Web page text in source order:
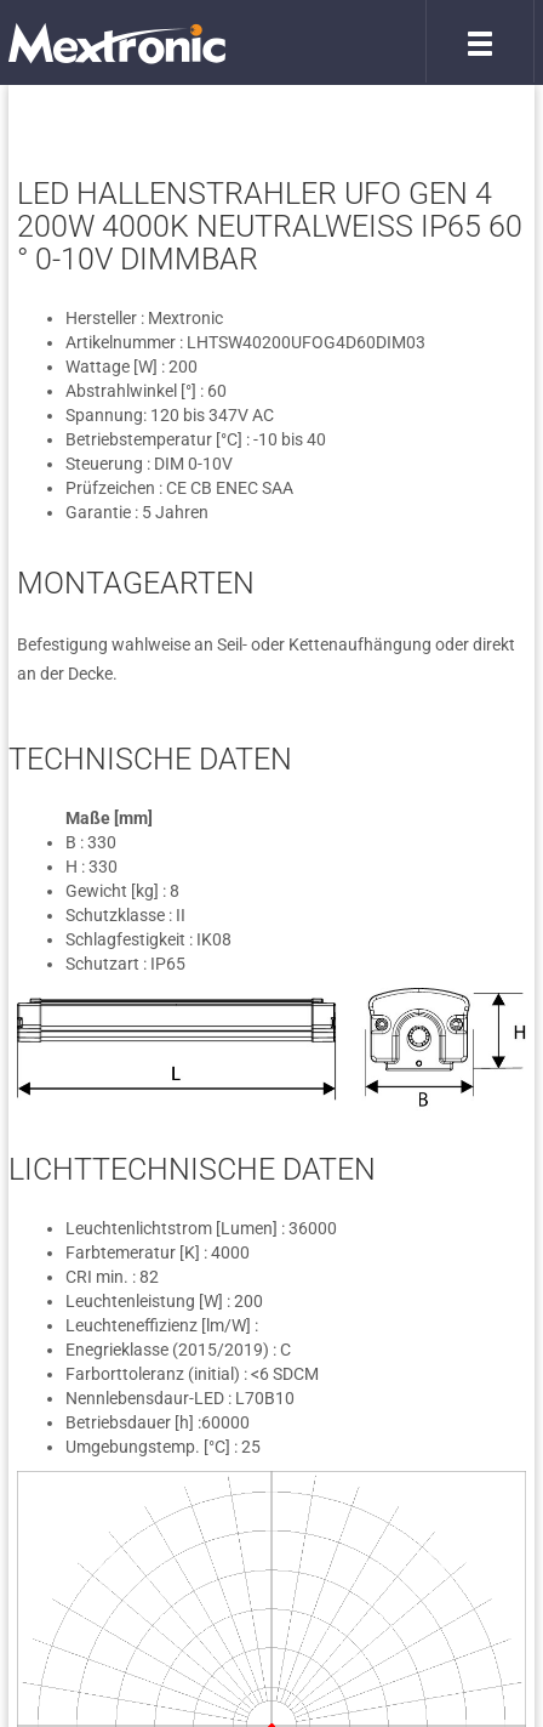
LED HALLENSTRAHLER UFO GEN 4
200W 4000K NEUTRALWEISS IP65 60 °
0-10V DIMMBAR
Hersteller : Mextronic
Artikelnummer : LHTSW40200UFOG4D60DIM03
Wattage [W] : 200
Abstrahlwinkel [°] : 60
Spannung: 120 bis 347V AC
Betriebstemperatur [°C] : -10 bis 40
Steuerung : DIM 0-10V
Prüfzeichen : CE CB ENEC SAA
Garantie : 5 Jahren
MONTAGEARTEN
Befestigung wahlweise an Seil- oder Kettenaufhängung oder direkt
an der Decke.
TECHNISCHE DATEN
Maße [mm]
B : 330
H : 330
Gewicht [kg] : 8
Schutzklasse : II
Schlagfestigkeit : IK08
Schutzart : IP65
LICHTTECHNISCHE DATEN
Leuchtenlichtstrom [Lumen] : 36000
Farbtemeratur [K] : 4000
CRI min. : 82
Leuchtenleistung [W] : 200
Leuchteneffizienz [lm/W] :
Enegrieklasse (2015/2019) : C
Farborttoleranz (initial) : <6 SDCM
Nennlebensdaur-LED : L70B10
Betriebsdauer [h] :60000
Umgebungstemp. [°C] : 25